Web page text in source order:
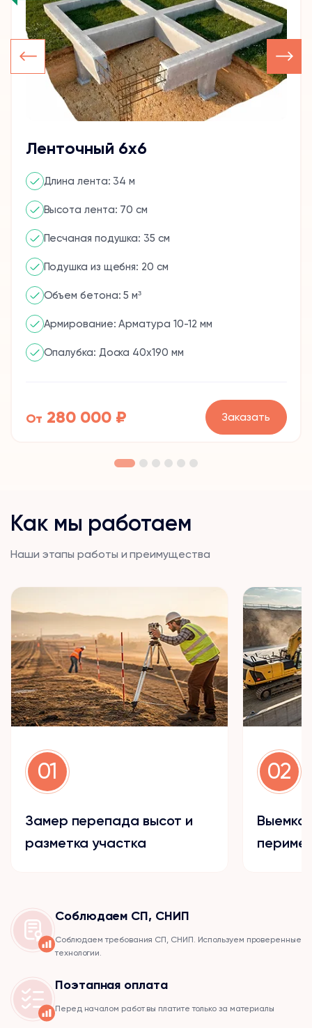
Ленточный 6х6
Длина лента: 34 м
Высота лента: 70 см
Песчаная подушка: 35 см
Подушка из щебня: 20 см
Объем бетона: 5 м³
Армирование: Арматура 10-12 мм
Опалубка: Доска 40x190 мм
От 280 000 ₽ Заказать
Как мы работаем
Наши этапы работы и преимущества
01
Замер перепада высот и
разметка участка
02
Выемка
Соблюдаем СП, СНИП
Соблюдаем требования СП, СНИП. Используем проверенные
технологии.
Поэтапная оплата
Перед началом работ вы платите только за материалы